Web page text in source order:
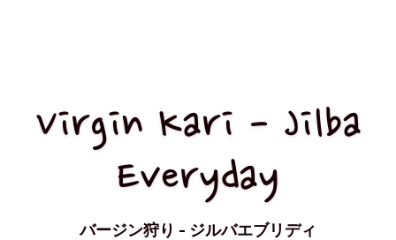
Virgin Kari - Jilba
Everyday
バージン狩り - ジルバエブリディ